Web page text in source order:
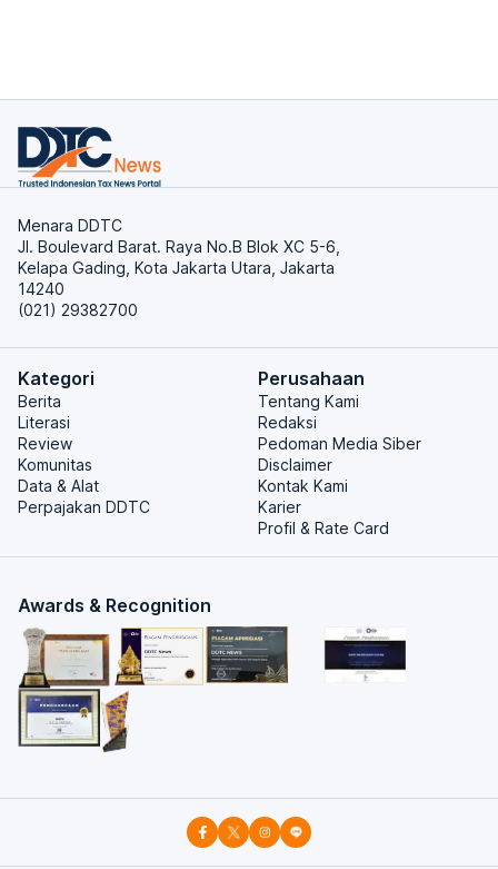
Menara DDTC
Jl. Boulevard Barat. Raya No.B Blok XC 5-6,
Kelapa Gading, Kota Jakarta Utara, Jakarta
14240
(021) 29382700
Kategori
Berita
Literasi
Review
Komunitas
Data & Alat
Perpajakan DDTC
Perusahaan
Tentang Kami
Redaksi
Pedoman Media Siber
Disclaimer
Kontak Kami
Karier
Profil & Rate Card
Awards & Recognition